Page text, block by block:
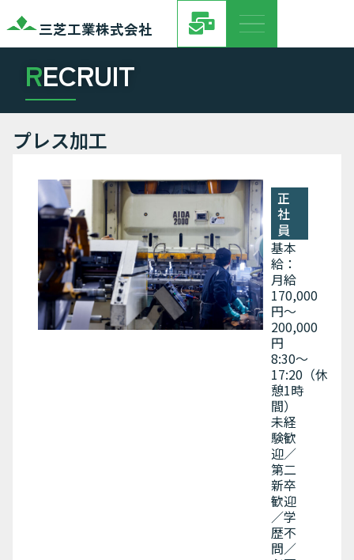
三芝工業株式会社
RECRUIT
プレス加工
正
社
員
基本
給：
月給
170,000
円〜
200,000
円
8:30〜
17:20（休
憩1時
間）
未経
験歓
迎／
第二
新卒
歓迎
／学
歴不
問／